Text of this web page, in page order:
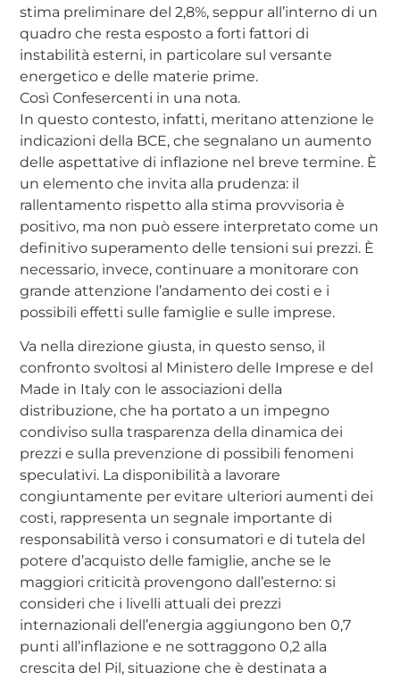
stima preliminare del 2,8%, seppur all’interno di un
quadro che resta esposto a forti fattori di
instabilità esterni, in particolare sul versante
energetico e delle materie prime.
Così Confesercenti in una nota.
In questo contesto, infatti, meritano attenzione le
indicazioni della BCE, che segnalano un aumento
delle aspettative di inflazione nel breve termine. È
un elemento che invita alla prudenza: il
rallentamento rispetto alla stima provvisoria è
positivo, ma non può essere interpretato come un
definitivo superamento delle tensioni sui prezzi. È
necessario, invece, continuare a monitorare con
grande attenzione l’andamento dei costi e i
possibili effetti sulle famiglie e sulle imprese.
Va nella direzione giusta, in questo senso, il
confronto svoltosi al Ministero delle Imprese e del
Made in Italy con le associazioni della
distribuzione, che ha portato a un impegno
condiviso sulla trasparenza della dinamica dei
prezzi e sulla prevenzione di possibili fenomeni
speculativi. La disponibilità a lavorare
congiuntamente per evitare ulteriori aumenti dei
costi, rappresenta un segnale importante di
responsabilità verso i consumatori e di tutela del
potere d’acquisto delle famiglie, anche se le
maggiori criticità provengono dall’esterno: si
consideri che i livelli attuali dei prezzi
internazionali dell’energia aggiungono ben 0,7
punti all’inflazione e ne sottraggono 0,2 alla
crescita del Pil, situazione che è destinata a